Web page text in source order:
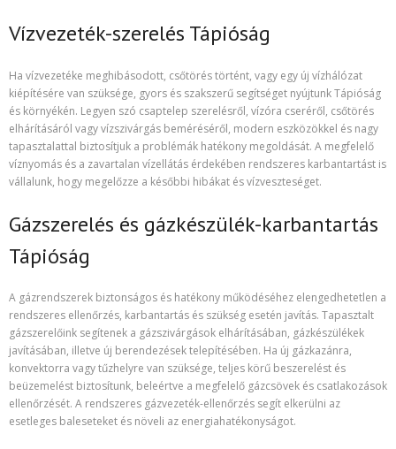
Vízvezeték-szerelés Tápióság
Ha vízvezetéke meghibásodott, csőtörés történt, vagy egy új vízhálózat
kiépítésére van szüksége, gyors és szakszerű segítséget nyújtunk Tápióság
és környékén. Legyen szó csaptelep szerelésről, vízóra cseréről, csőtörés
elhárításáról vagy vízszivárgás beméréséről, modern eszközökkel és nagy
tapasztalattal biztosítjuk a problémák hatékony megoldását. A megfelelő
víznyomás és a zavartalan vízellátás érdekében rendszeres karbantartást is
vállalunk, hogy megelőzze a későbbi hibákat és vízveszteséget.
Gázszerelés és gázkészülék-karbantartás
Tápióság
A gázrendszerek biztonságos és hatékony működéséhez elengedhetetlen a
rendszeres ellenőrzés, karbantartás és szükség esetén javítás. Tapasztalt
gázszerelőink segítenek a gázszivárgások elhárításában, gázkészülékek
javításában, illetve új berendezések telepítésében. Ha új gázkazánra,
konvektorra vagy tűzhelyre van szüksége, teljes körű beszerelést és
beüzemelést biztosítunk, beleértve a megfelelő gázcsövek és csatlakozások
ellenőrzését. A rendszeres gázvezeték-ellenőrzés segít elkerülni az
esetleges baleseteket és növeli az energiahatékonyságot.